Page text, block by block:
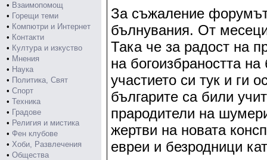
• Взаимопомощ
• Горещи теми
• Компютри и Интернет
• Контакти
• Култура и изкуство
• Мнения
• Наука
• Политика, Свят
• Спорт
• Техника
• Градове
• Религия и мистика
• Фен клубове
• Хоби, Развлечения
• Общества
За съжаление форумът
бълнувания. От
Така че за радост на
на богоизбраността
участието си тук и ги
българите са били
прародители на
жертви на новата
евреи и безродници